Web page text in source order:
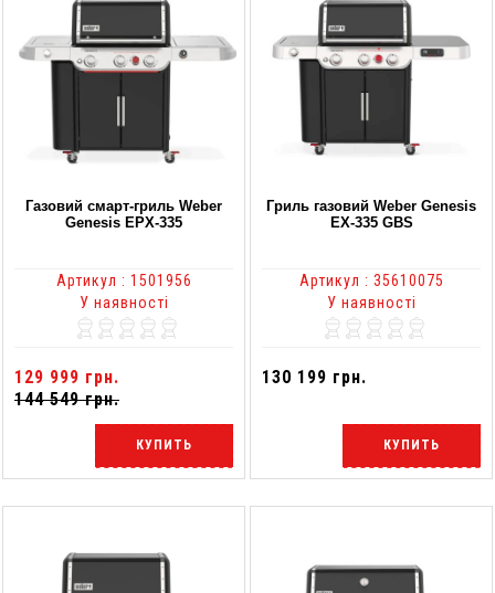
Газовий смарт-гриль Weber
Genesis EPX-335
Артикул : 1501956
У наявності
129 999 грн.
144 549 грн.
КУПИТЬ
Гриль газовий Weber Genesis
EX-335 GBS
Артикул : 35610075
У наявності
130 199 грн.
КУПИТЬ